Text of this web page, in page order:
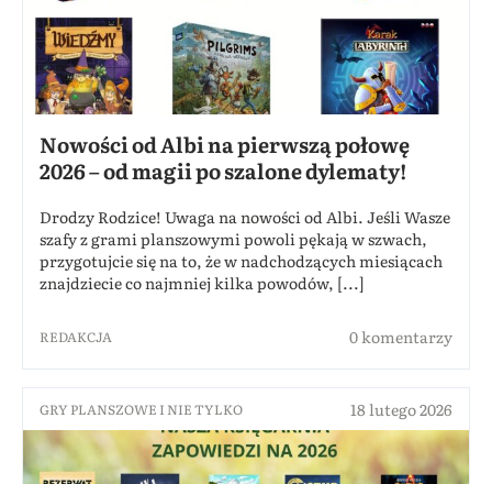
Nowości od Albi na pierwszą połowę
2026 – od magii po szalone dylematy!
Drodzy Rodzice! Uwaga na nowości od Albi. Jeśli Wasze
szafy z grami planszowymi powoli pękają w szwach,
przygotujcie się na to, że w nadchodzących miesiącach
znajdziecie co najmniej kilka powodów, [...]
REDAKCJA 0 komentarzy
GRY PLANSZOWE I NIE TYLKO 18 lutego 2026